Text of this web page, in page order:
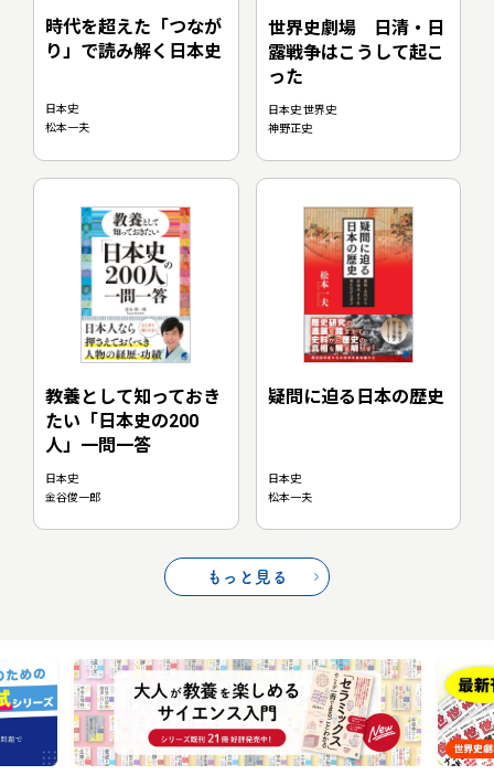
時代を超えた「つなが
り」で読み解く日本史
日本史
松本一夫
世界史劇場 日清・日
露戦争はこうして起こ
った
日本史 世界史
神野正史
教養として知っておき
たい「日本史の200
人」一問一答
日本史
金谷俊一郎
疑問に迫る日本の歴史
日本史
松本一夫
もっと見る